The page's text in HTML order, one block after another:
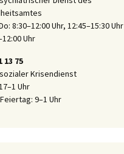
8:30–12:00 Uhr, 12:45–15:30 Uhr
Uhr
13 75
Krisendienst
Uhr
9–1 Uhr